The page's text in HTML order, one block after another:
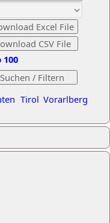
Tirol Vorarlberg
100